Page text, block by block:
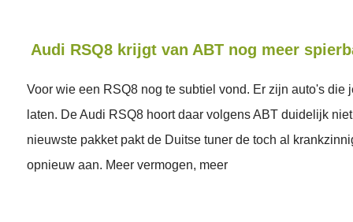
Audi RSQ8 krijgt van ABT nog meer
Voor wie een RSQ8 nog te subtiel vond. Er zijn auto's die
laten. De Audi RSQ8 hoort daar volgens ABT duidelijk
nieuwste pakket pakt de Duitse tuner de toch al
opnieuw aan. Meer vermogen, meer